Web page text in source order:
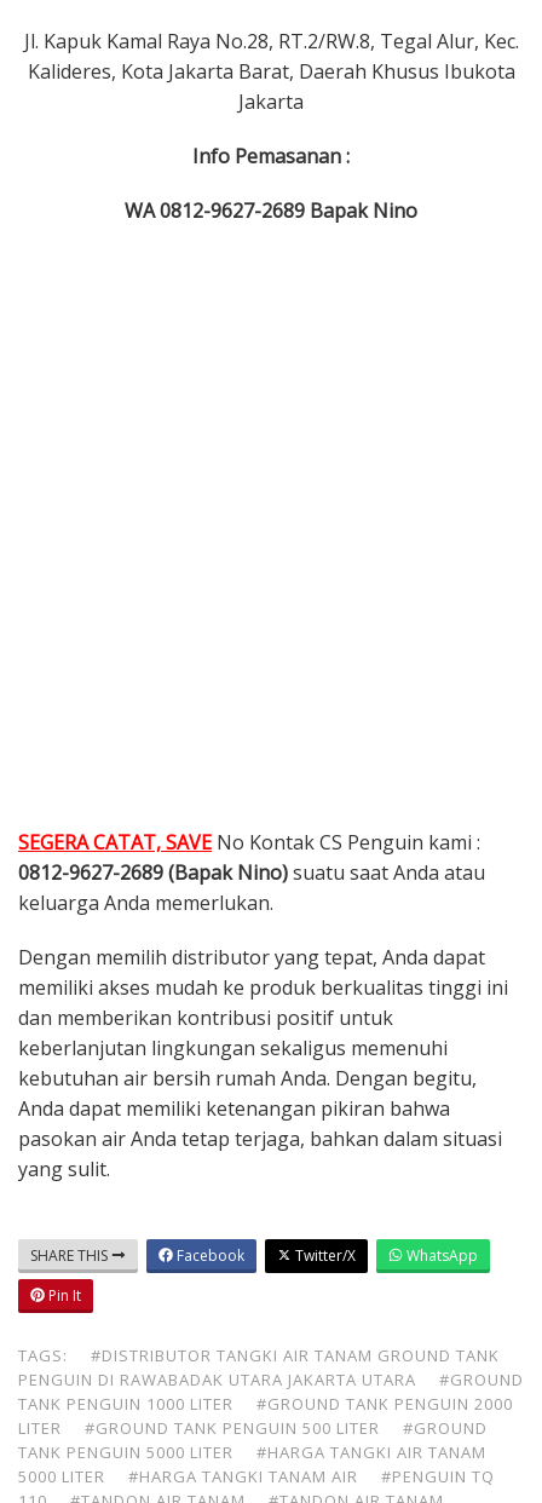
Jl. Kapuk Kamal Raya No.28, RT.2/RW.8, Tegal Alur, Kec.
Kalideres, Kota Jakarta Barat, Daerah Khusus Ibukota
Jakarta
Info Pemasanan :
WA 0812-9627-2689 Bapak Nino
SEGERA CATAT, SAVE No Kontak CS Penguin kami :
0812-9627-2689 (Bapak Nino)suatu saat Anda atau
keluarga Anda memerlukan.
Dengan memilih distributor yang tepat, Anda dapat
memiliki akses mudah ke produk berkualitas tinggi ini
dan memberikan kontribusi positif untuk
keberlanjutan lingkungan sekaligus memenuhi
kebutuhan air bersih rumah Anda. Dengan begitu,
Anda dapat memiliki ketenangan pikiran bahwa
pasokan air Anda tetap terjaga, bahkan dalam situasi
yang sulit.
SHARE THIS Facebook Twitter/X
WhatsApp
Pin It
TAGS:
#DISTRIBUTOR TANGKI AIR TANAM GROUND TANK
PENGUIN DI RAWABADAK UTARA JAKARTA UTARA
#GROUND
TANK PENGUIN 1000 LITER
#GROUND TANK PENGUIN 2000
LITER
#GROUND TANK PENGUIN 500 LITER
#GROUND
TANK PENGUIN 5000 LITER
#HARGA TANGKI AIR TANAM
5000 LITER
#HARGA TANGKI TANAM AIR
#PENGUIN TQ